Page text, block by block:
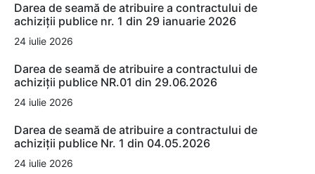
Darea de seamă de atribuire a contractului de
achiziții publice nr. 1 din 29 ianuarie 2026
24 iulie 2026
Darea de seamă de atribuire a contractului de
achiziții publice NR.01 din 29.06.2026
24 iulie 2026
Darea de seamă de atribuire a contractului de
achiziții publice Nr. 1 din 04.05.2026
24 iulie 2026